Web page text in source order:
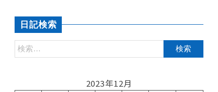
日記検索
2023年12月